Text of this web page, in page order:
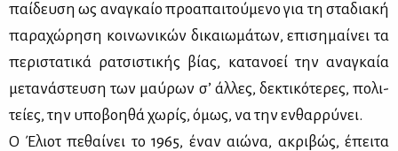
παί­δευ­ση ως ανα­γκαίο προ­α­παι­τού­με­νο για τη στα­δια­κή
πα­ρα­χώ­ρη­ση κοι­νω­νι­κών δι­καιω­μά­των, επι­ση­μαί­νει τα
πε­ρι­στα­τι­κά ρα­τσι­στι­κής βί­ας, κα­τα­νο­εί την ανα­γκαία
με­τα­νά­στευ­ση των μαύ­ρων σ’ άλ­λες, δε­κτι­κό­τε­ρες, πο­λι­
τεί­ες, την υπο­βοη­θά χω­ρίς, όμως, να την εν­θαρ­ρύ­νει.
Ο Έλιοτ πε­θαί­νει το 1965, έναν αιώ­να, ακρι­βώς, έπει­τα